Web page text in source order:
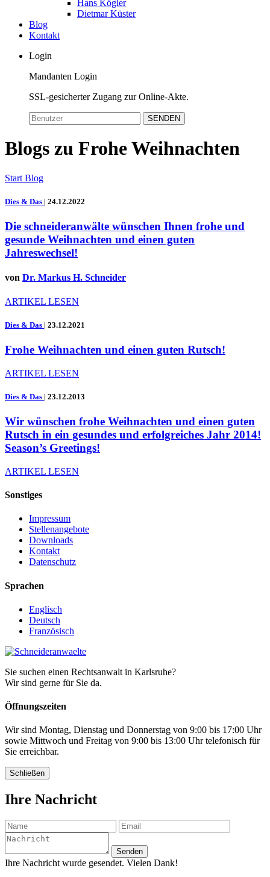
Hans Kögler
Dietmar Küster
Blog
Kontakt
Login
Mandanten Login
SSL-gesicherter Zugang zur Online-Akte.
SENDEN
Blogs zu Frohe Weihnachten
Start Blog
Dies & Das | 24.12.2022
Die schneideranwälte wünschen Ihnen frohe und
gesunde Weihnachten und einen guten
Jahreswechsel!
von Dr. Markus H. Schneider
ARTIKEL LESEN
Dies & Das | 23.12.2021
Frohe Weihnachten und einen guten Rutsch!
ARTIKEL LESEN
Dies & Das | 23.12.2013
Wir wünschen frohe Weihnachten und einen guten
Rutsch in ein gesundes und erfolgreiches Jahr 2014!
Season’s Greetings!
ARTIKEL LESEN
Sonstiges
Impressum
Stellenangebote
Downloads
Kontakt
Datenschutz
Sprachen
Englisch
Deutsch
Französisch
Sie suchen einen Rechtsanwalt in Karlsruhe?
Wir sind gerne für Sie da.
Öffnungszeiten
Wir sind Montag, Dienstag und Donnerstag von 9:00 bis 17:00 Uhr
sowie Mittwoch und Freitag von 9:00 bis 13:00 Uhr telefonisch für
Sie erreichbar.
Schließen
Ihre Nachricht
Senden
Ihre Nachricht wurde gesendet. Vielen Dank!